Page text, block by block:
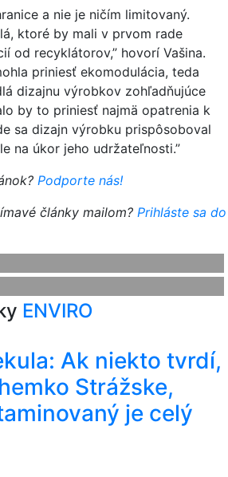
a nie je ničím limitovaný.
ktoré by mali v prvom rade
od recyklátorov,” hovorí Vašina.
priniesť ekomodulácia, teda
dizajnu výrobkov zohľadňujúce
by to priniesť najmä opatrenia k
sa dizajn výrobku prispôsoboval
na úkor jeho udržateľnosti.”
Podporte nás!
články mailom? Prihláste sa do
ENVIRO
Ak niekto tvrdí,
Strážske,
je celý